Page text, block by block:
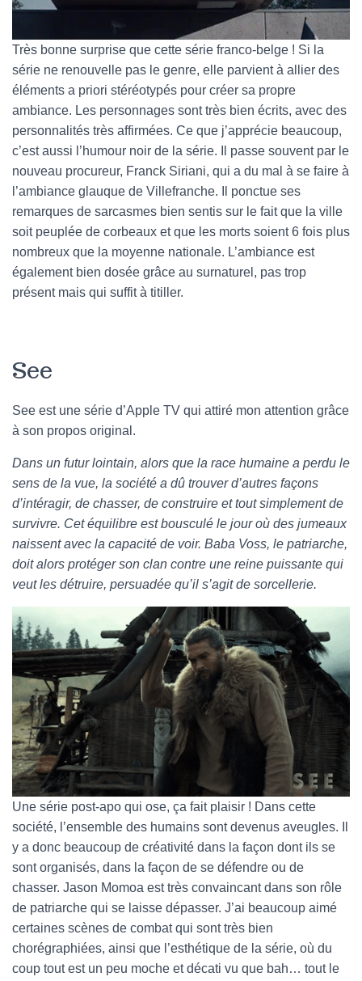
Très bonne surprise que cette série franco-belge ! Si la
série ne renouvelle pas le genre, elle parvient à allier des
éléments a priori stéréotypés pour créer sa propre
ambiance. Les personnages sont très bien écrits, avec des
personnalités très affirmées. Ce que j’apprécie beaucoup,
c’est aussi l’humour noir de la série. Il passe souvent par le
nouveau procureur, Franck Siriani, qui a du mal à se faire à
l’ambiance glauque de Villefranche. Il ponctue ses
remarques de sarcasmes bien sentis sur le fait que la ville
soit peuplée de corbeaux et que les morts soient 6 fois plus
nombreux que la moyenne nationale. L’ambiance est
également bien dosée grâce au surnaturel, pas trop
présent mais qui suffit à titiller.
See
See est une série d’Apple TV qui attiré mon attention grâce
à son propos original.
Dans un futur lointain, alors que la race humaine a perdu le
sens de la vue, la société a dû trouver d’autres façons
d’intéragir, de chasser, de construire et tout simplement de
survivre. Cet équilibre est bousculé le jour où des jumeaux
naissent avec la capacité de voir. Baba Voss, le patriarche,
doit alors protéger son clan contre une reine puissante qui
veut les détruire, persuadée qu’il s’agit de sorcellerie.
Une série post-apo qui ose, ça fait plaisir ! Dans cette
société, l’ensemble des humains sont devenus aveugles. Il
y a donc beaucoup de créativité dans la façon dont ils se
sont organisés, dans la façon de se défendre ou de
chasser. Jason Momoa est très convaincant dans son rôle
de patriarche qui se laisse dépasser. J’ai beaucoup aimé
certaines scènes de combat qui sont très bien
chorégraphiées, ainsi que l’esthétique de la série, où du
coup tout est un peu moche et décati vu que bah… tout le